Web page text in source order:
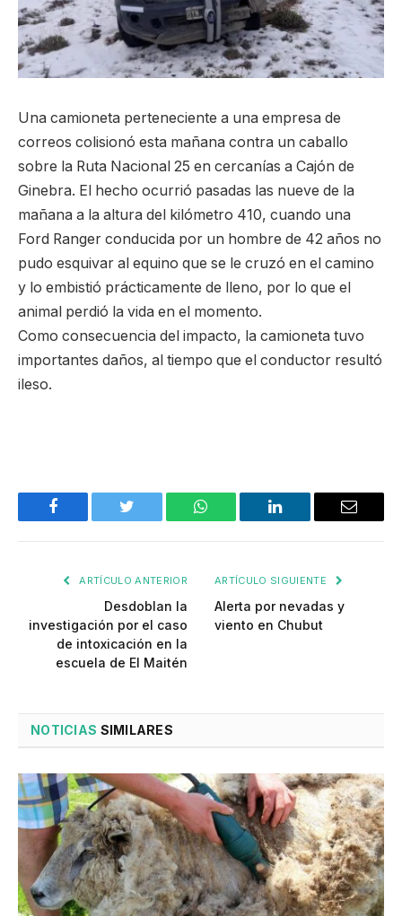
Una camioneta perteneciente a una empresa de
correos colisionó esta mañana contra un caballo
sobre la Ruta Nacional 25 en cercanías a Cajón de
Ginebra. El hecho ocurrió pasadas las nueve de la
mañana a la altura del kilómetro 410, cuando una
Ford Ranger conducida por un hombre de 42 años no
pudo esquivar al equino que se le cruzó en el camino
y lo embistió prácticamente de lleno, por lo que el
animal perdió la vida en el momento.
Como consecuencia del impacto, la camioneta tuvo
importantes daños, al tiempo que el conductor resultó
ileso.
Facebook Twitter WhatsApp LinkedIn Email
ARTÍCULO ANTERIOR
Desdoblan la
investigación por el caso
de intoxicación en la
escuela de El Maitén
ARTÍCULO SIGUIENTE
Alerta por nevadas y
viento en Chubut
NOTICIAS SIMILARES